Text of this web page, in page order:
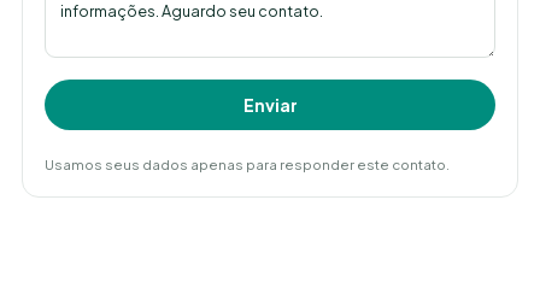
Enviar
Usamos seus dados apenas para responder este contato.